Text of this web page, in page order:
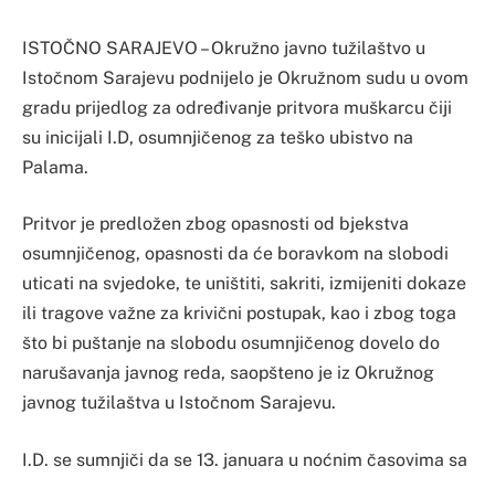
ISTOČNO SARAJEVO – Okružno javno tužilaštvo u
Istočnom Sarajevu podnijelo je Okružnom sudu u ovom
gradu prijedlog za određivanje pritvora muškarcu čiji
su inicijali I.D, osumnjičenog za teško ubistvo na
Palama.
Pritvor je predložen zbog opasnosti od bjekstva
osumnjičenog, opasnosti da će boravkom na slobodi
uticati na svjedoke, te uništiti, sakriti, izmijeniti dokaze
ili tragove važne za krivični postupak, kao i zbog toga
što bi puštanje na slobodu osumnjičenog dovelo do
narušavanja javnog reda, saopšteno je iz Okružnog
javnog tužilaštva u Istočnom Sarajevu.
I.D. se sumnjiči da se 13. januara u noćnim časovima sa